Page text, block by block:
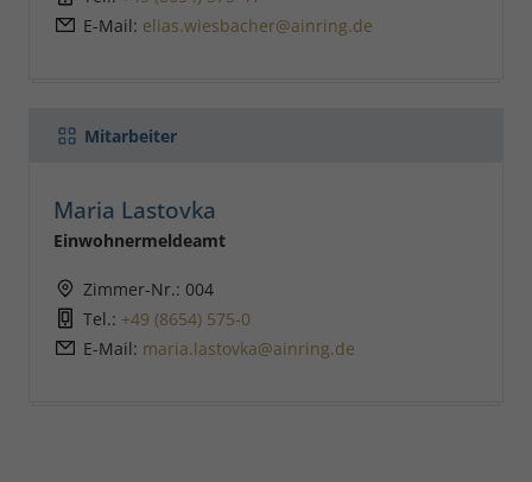
E-Mail: elias.wiesbacher@ainring.de
Mitarbeiter
Maria Lastovka
Einwohnermeldeamt
Zimmer-Nr.: 004
Tel.: +49 (8654) 575-0
E-Mail: maria.lastovka@ainring.de